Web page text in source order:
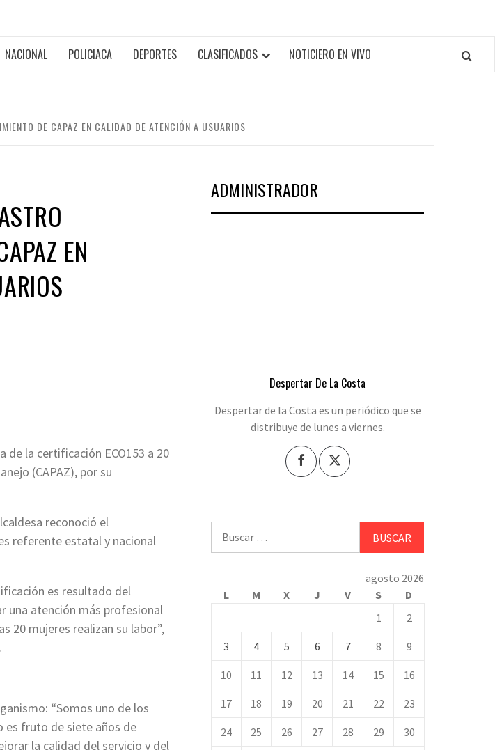
NACIONAL POLICIACA DEPORTES CLASIFICADOS NOTICIERO EN VIVO
DE CAPAZ EN CALIDAD DE ATENCIÓN A USUARIOS
EN
de la certificación ECO153 a 20
(CAPAZ), por su
reconoció el
referente estatal y nacional
es resultado del
una atención más profesional
20 mujeres realizan su labor”,
“Somos uno de los
es fruto de siete años de
la calidad del servicio y del
ADMINISTRADOR
Despertar De La Costa
Despertar de la Costa es un periódico que se
distribuye de lunes a viernes.
agosto 2026
L
M X J V S
D
1
2
3 4 5 6 7 8 9
10 11 12 13 14 15 16
17 18 19 20 21 22 23
24 25 26 27 28 29 30